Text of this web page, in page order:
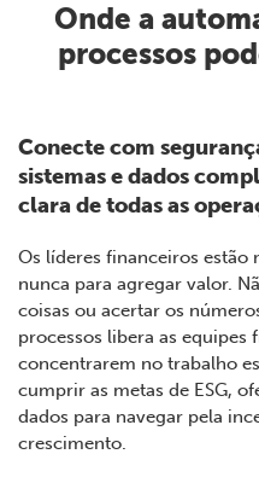
Onde a
processos
Conecte com
sistemas e dados
clara de todas as
Os líderes financeiros estão
nunca para agregar valor.
coisas ou acertar os
processos libera as equipes
concentrarem no trabalho
cumprir as metas de ESG,
dados para navegar pela
crescimento.